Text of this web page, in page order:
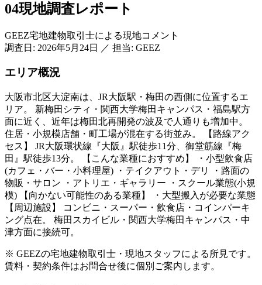
04現地調査レポート
GEEZ宅地建物取引士による現地コメント
調査日: 2026年5月24日 ／ 担当: GEEZ
エリア概況
大阪市北区大淀南は、JR大阪駅・梅田の西側に位置するエ
リア。 新梅田シティ・関西大学梅田キャンパス・福島駅方
面に近く、近年は梅田北再開発の波及で人通りも増加中。
住居・小規模店舗・町工場が混在する街並み。 【路線アク
セス】 JR大阪環状線『大阪』駅徒歩11分、御堂筋線『梅
田』駅徒歩13分。 【こんな業種におすすめ】 ・小型飲食店
(カフェ・バー・小料理屋) ・テイクアウト・デリ ・路面の
物販・サロン ・アトリエ・ギャラリー ・スクール業態(小規
模) 【向かない可能性のある業種】 ・大型搬入が必要な業態
【周辺施設】 コンビニ・スーパー・飲食店・コインパーキ
ング点在。 梅田スカイビル・関西大学梅田キャンパス・中
津方面に接続可。
※ GEEZの宅地建物取引士・現地スタッフによる所見です。
賃料・契約条件はお問合せ後に個別ご案内します。